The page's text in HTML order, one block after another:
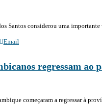
Santos considerou uma
Email
regressam
começaram a regressar à